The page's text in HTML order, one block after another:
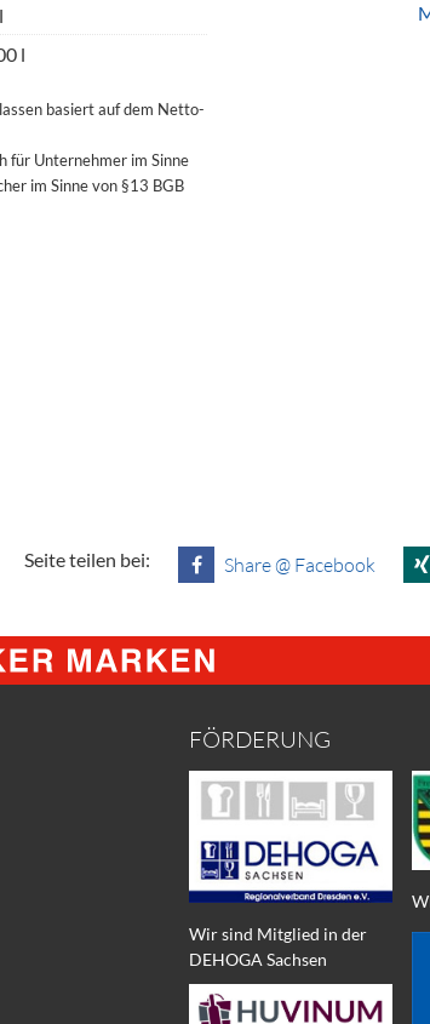
l
basiert auf dem Netto-
für Unternehmer im Sinne
im Sinne von §13 BGB
Seite teilen bei: Share @ Facebook
FÖRDERUNG
Wir sind Mitglied in der
DEHOGA Sachsen